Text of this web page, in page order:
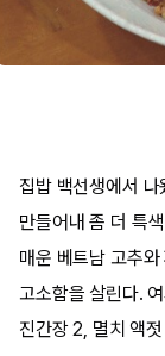
집밥 백선생에서
만들어내 좀 더 특
매운 베트남 고추
고소함을 살린다.
진간장 2, 멸치 액